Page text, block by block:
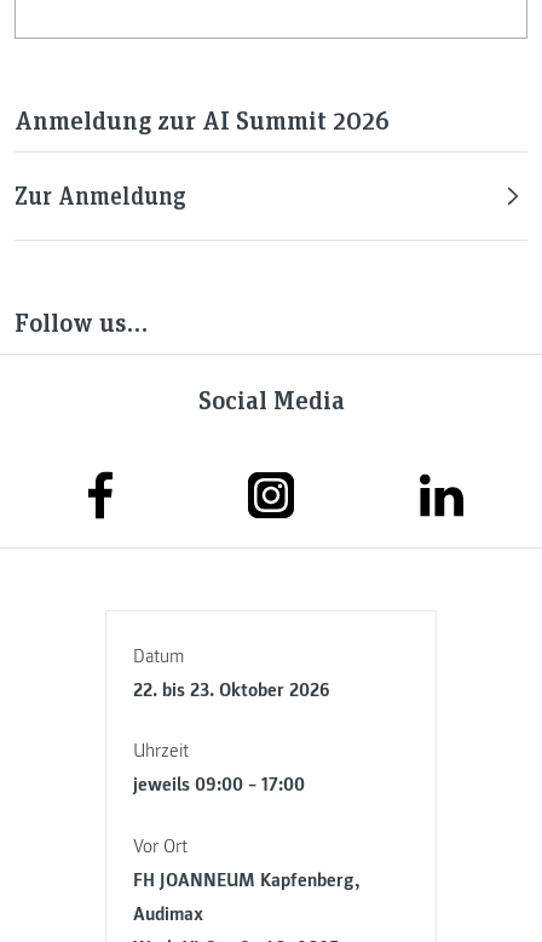
Datum
22. bis 23. Oktober 2026
Uhrzeit
jeweils 09:00 – 17:00
Vor Ort
FH JOANNEUM Kapfenberg,
Audimax
Anmeldung zur AI Summit 2026
Zur Anmeldung
Follow us…
Social Media